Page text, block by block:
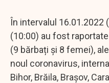
În intervalul 16.01.2022
(10:00) au fost
(9 bărbați și 8 femei),
noul coronavirus,
Bihor, Brăila, Brașov,